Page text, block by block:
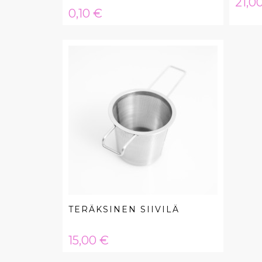
Hinta
0,10 €
TERÄKSINEN SIIVILÄ
Hinta
15,00 €